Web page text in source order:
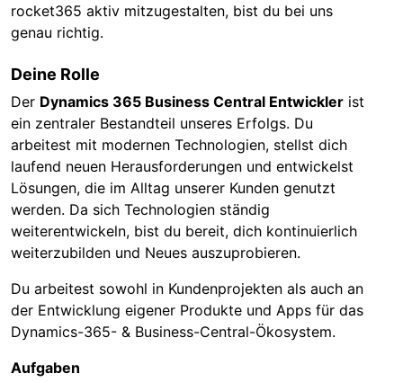
rocket365 aktiv mitzugestalten, bist du bei uns
genau richtig.
Deine Rolle
Der Dynamics 365 Business Central Entwickler ist
ein zentraler Bestandteil unseres Erfolgs. Du
arbeitest mit modernen Technologien, stellst dich
laufend neuen Herausforderungen und entwickelst
Lösungen, die im Alltag unserer Kunden genutzt
werden. Da sich Technologien ständig
weiterentwickeln, bist du bereit, dich kontinuierlich
weiterzubilden und Neues auszuprobieren.
Du arbeitest sowohl in Kundenprojekten als auch an
der Entwicklung eigener Produkte und Apps für das
Dynamics-365- & Business-Central-Ökosystem.
Aufgaben